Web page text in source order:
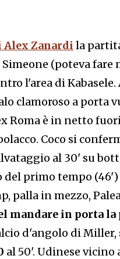
Zanardi la
(poteva fare
l'area di Kabasele.
clamoroso a porta
Roma è in netto
Coco si
al 30' su
del primo tempo
palla in mezzo,
mandare in porta la
d'angolo di Miller,
al 50'. Udinese vicino